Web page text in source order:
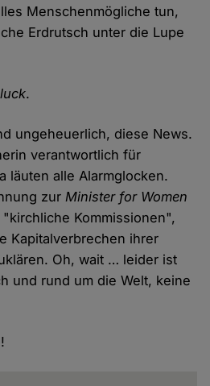
Menschenmögliche tun,
Erdrutsch unter die Lupe
.
ungeheuerlich, diese News.
verantwortlich für
läuten alle Alarmglocken.
zurMinister for Women
Kommissionen",
Kapitalverbrechen ihrer
Oh, wait … leider ist
und rund um die Welt, keine